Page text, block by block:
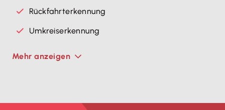
Rückfahrterkennung
Umkreiserkennung
Mehr anzeigen